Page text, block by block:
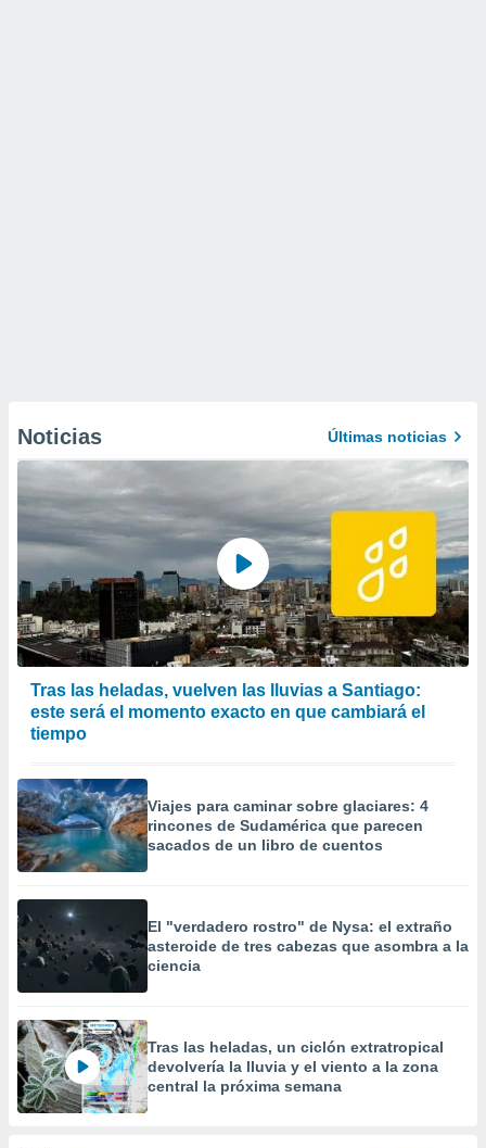
Noticias Últimas noticias
Tras las heladas, vuelven las lluvias a Santiago:
este será el momento exacto en que cambiará el
tiempo
Viajes para caminar sobre glaciares: 4
rincones de Sudamérica que parecen
sacados de un libro de cuentos
El "verdadero rostro" de Nysa: el extraño
asteroide de tres cabezas que asombra a la
ciencia
Tras las heladas, un ciclón extratropical
devolvería la lluvia y el viento a la zona
central la próxima semana